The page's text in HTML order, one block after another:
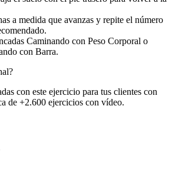
a medida que avanzas y repite el número
Caminando con Peso Corporal o
con Barra.
con este ejercicio para tus clientes con
de +2.600 ejercicios con vídeo.